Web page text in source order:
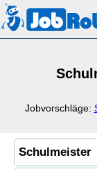
Jobvorschläge: